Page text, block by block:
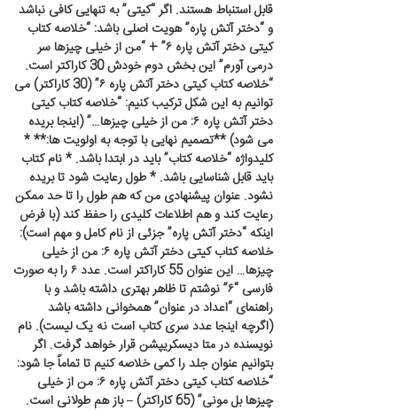
قابل استنباط هستند. اگر “کیتی” به تنهایی کافی نباشد
و “دختر آتش پاره” هویت اصلی باشد: “خلاصه کتاب
کیتی دختر آتش پاره ۶” + “من از خیلی چیزها سر
درمی آورم” این بخش دوم خودش 30 کاراکتر است.
“خلاصه کتاب کیتی دختر آتش پاره ۶” (30 کاراکتر) می
توانیم به این شکل ترکیب کنیم: “خلاصه کتاب کیتی
دختر آتش پاره ۶: من از خیلی چیزها…” (اینجا بریده
می شود) **تصمیم نهایی با توجه به اولویت ها:** *
کلیدواژه “خلاصه کتاب” باید در ابتدا باشد. * نام کتاب
باید قابل شناسایی باشد. * طول رعایت شود تا بریده
نشود. عنوان پیشنهادی من که هم طول را تا حد ممکن
رعایت کند و هم اطلاعات کلیدی را حفظ کند (با فرض
اینکه “دختر آتش پاره” جزئی از نام کامل و مهم است):
خلاصه کتاب کیتی دختر آتش پاره ۶: من از خیلی
چیزها… این عنوان 55 کاراکتر است. عدد ۶ را به صورت
فارسی “۶” نوشتم تا ظاهر بهتری داشته باشد و با
راهنمای “اعداد در عنوان” همخوانی داشته باشد
(اگرچه اینجا عدد سری کتاب است نه یک لیست). نام
نویسنده در متا دیسکریپشن قرار خواهد گرفت. اگر
بتوانیم عنوان جلد را کمی خلاصه کنیم تا تماماً جا شود:
“خلاصه کتاب کیتی دختر آتش پاره ۶: من از خیلی
چیزها بل مونی” (65 کاراکتر) – باز هم طولانی است.